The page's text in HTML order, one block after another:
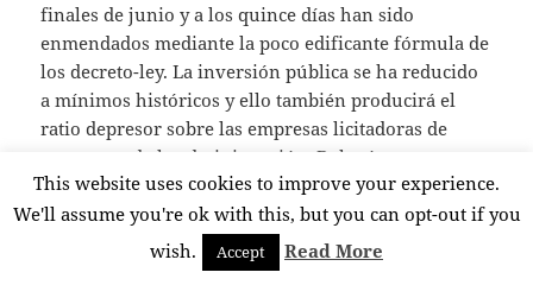
finales de junio y a los quince días han sido
enmendados mediante la poco edificante fórmula de
los decreto-ley. La inversión pública se ha reducido
a mínimos históricos y ello también producirá el
ratio depresor sobre las empresas licitadoras de
concursos de la administración. Deberíamos creer
que los 600 millones saldrán del gasto ministerial
corriente, pero hasta la fecha no existe un plan
concreto por ministerios al efecto.
This website uses cookies to improve your experience.
We'll assume you're ok with this, but you can opt-out if you
wish.
Accept Read More